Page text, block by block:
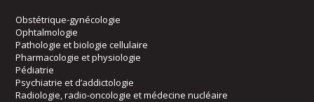
Obstétrique-gynécologie
Ophtalmologie
Pathologie et biologie cellulaire
Pharmacologie et physiologie
Pédiatrie
Psychiatrie et d’addictologie
Radiologie, radio-oncologie et médecine nucléaire